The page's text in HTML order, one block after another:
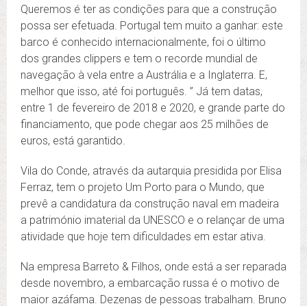
Queremos é ter as condições para que a construção
possa ser efetuada. Portugal tem muito a ganhar: este
barco é conhecido internacionalmente, foi o último
dos grandes clippers e tem o recorde mundial de
navegação à vela entre a Austrália e a Inglaterra. E,
melhor que isso, até foi português. ” Já tem datas,
entre 1 de fevereiro de 2018 e 2020, e grande parte do
financiamento, que pode chegar aos 25 milhões de
euros, está garantido.
Vila do Conde, através da autarquia presidida por Elisa
Ferraz, tem o projeto Um Porto para o Mundo, que
prevê a candidatura da construção naval em madeira
a património imaterial da UNESCO e o relançar de uma
atividade que hoje tem dificuldades em estar ativa.
Na empresa Barreto & Filhos, onde está a ser reparada
desde novembro, a embarcação russa é o motivo de
maior azáfama. Dezenas de pessoas trabalham. Bruno